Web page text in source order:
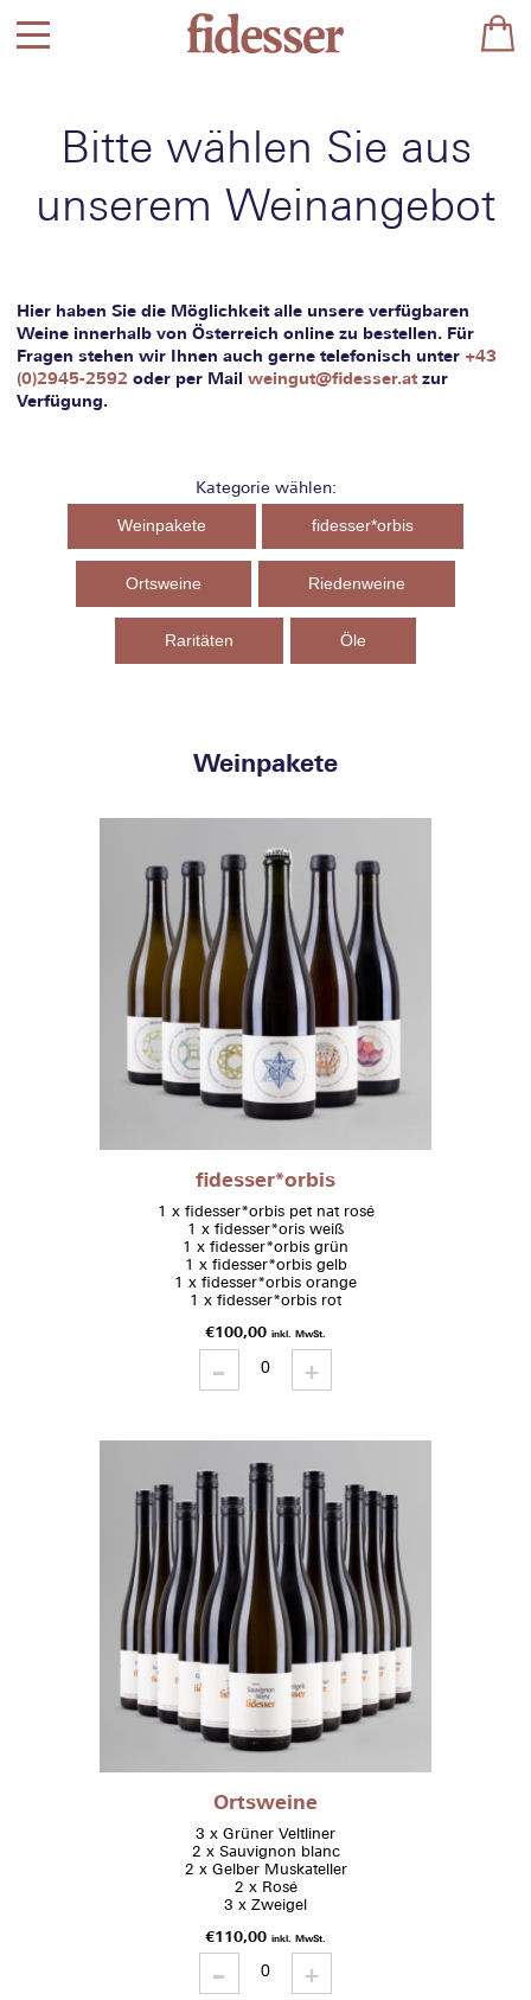
Bitte wählen Sie aus
unserem Weinangebot
Hier haben Sie die Möglichkeit alle unsere verfügbaren
Weine innerhalb von Österreich online zu bestellen. Für
Fragen stehen wir Ihnen auch gerne telefonisch unter +43
(0)2945-2592 oder per Mail weingut@fidesser.atzur
Verfügung.
Kategorie wählen:
Weinpakete fidesser*orbis
Ortsweine Riedenweine
Raritäten Öle
Weinpakete
fidesser*orbis
1 x fidesser*orbis pet nat rosé
1 x fidesser*oris weiß
1 x fidesser*orbis grün
1 x fidesser*orbis gelb
1 x fidesser*orbis orange
1 x fidesser*orbis rot
€100,00 inkl. MwSt.
-
fidesser*orbis
quantity+
Ortsweine
3 x Grüner Veltliner
2 x Sauvignon blanc
2 x Gelber Muskateller
2 x Rosé
3 x Zweigel
€110,00 inkl. MwSt.
-
Ortsweine
quantity+